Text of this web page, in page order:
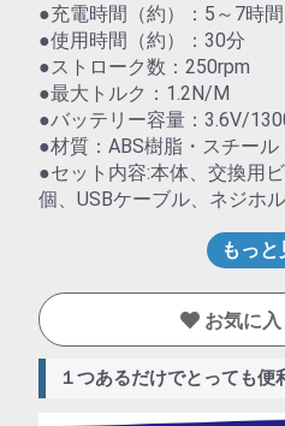
●充電時間（約）：5～7時間
●使用時間（約）：30分
●ストローク数：250rpm
●最大トルク：1.2N/M
●バッテリー容量：3.6V/
●材質：ABS樹脂・スチール
●セット内容:本体、交換用
個、USBケーブル、ネジホ
もっと
お気に
１つあるだけでとっても